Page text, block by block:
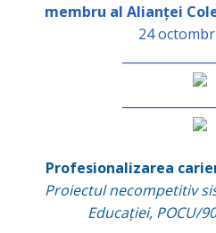
membru al Alianței
24
Profesionalizarea
Proiectul necompetitiv
Educației, POCU/